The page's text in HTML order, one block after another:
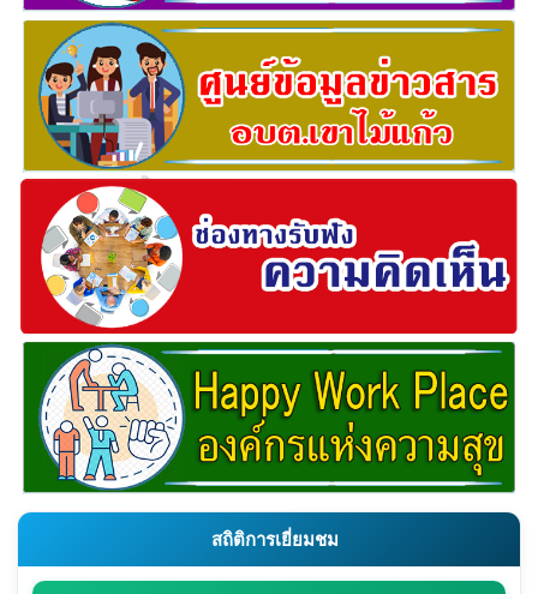
สถิติการเยี่ยมชม